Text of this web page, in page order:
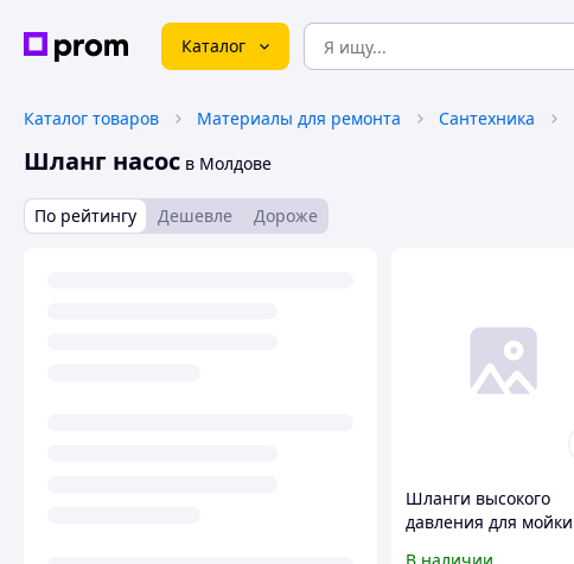
Каталог
Каталог товаров Материалы для ремонта Сантехника
Шланг насос в Молдове
По рейтингу Дешевле Дороже
Шланги высокого
давления для мойки